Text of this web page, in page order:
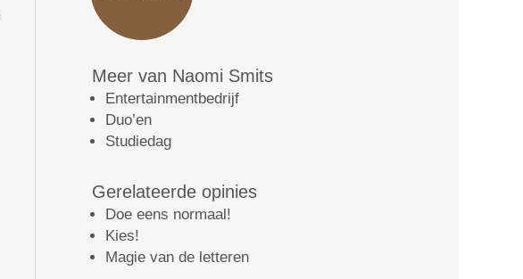
Meer van Naomi Smits
Entertainmentbedrijf
Duo’en
Studiedag
Gerelateerde opinies
Doe eens normaal!
Kies!
Magie van de letteren